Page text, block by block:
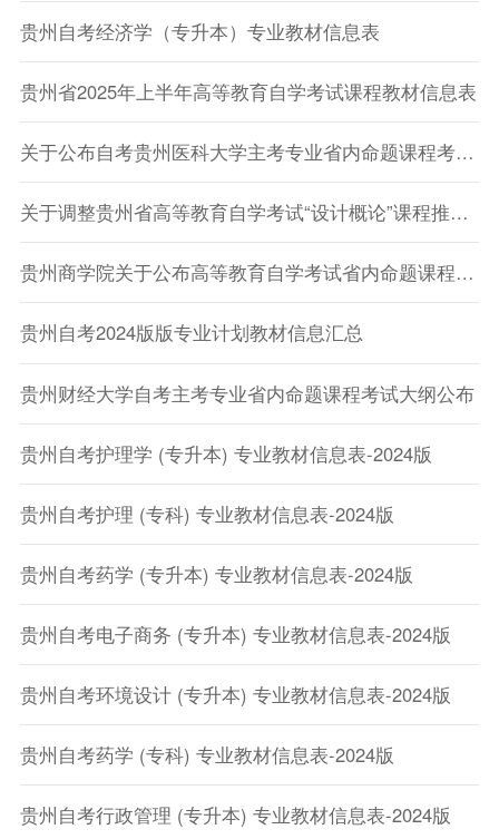
贵州自考经济学（专升本）专业教材信息表
贵州省2025年上半年高等教育自学考试课程教材信息表
关于公布自考贵州医科大学主考专业省内命题课程考试大纲的通知
关于调整贵州省高等教育自学考试“设计概论”课程推荐教材的通告
贵州商学院关于公布高等教育自学考试省内命题课程考试大纲的通知
贵州自考2024版版专业计划教材信息汇总
贵州财经大学自考主考专业省内命题课程考试大纲公布
贵州自考护理学 (专升本) 专业教材信息表-2024版
贵州自考护理 (专科) 专业教材信息表-2024版
贵州自考药学 (专升本) 专业教材信息表-2024版
贵州自考电子商务 (专升本) 专业教材信息表-2024版
贵州自考环境设计 (专升本) 专业教材信息表-2024版
贵州自考药学 (专科) 专业教材信息表-2024版
贵州自考行政管理 (专升本) 专业教材信息表-2024版